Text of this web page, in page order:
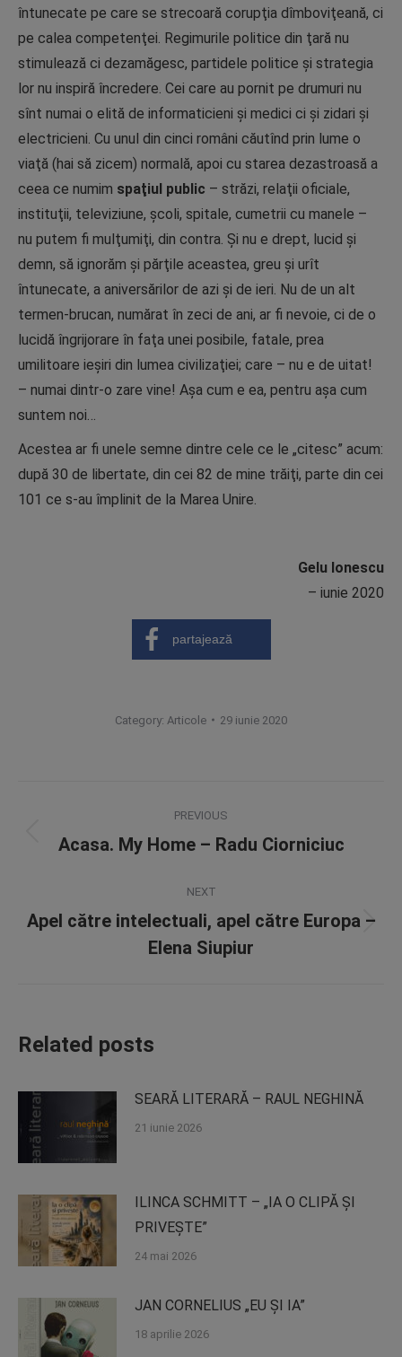
întunecate pe care se strecoară corupţia dîmboviţeană, ci
pe calea competenţei. Regimurile politice din ţară nu
stimulează ci dezamăgesc, partidele politice şi strategia
lor nu inspiră încredere. Cei care au pornit pe drumuri nu
sînt numai o elită de informaticieni şi medici ci şi zidari şi
electricieni. Cu unul din cinci români căutînd prin lume o
viaţă (hai să zicem) normală, apoi cu starea dezastroasă a
ceea ce numim spaţiul public – străzi, relaţii oficiale,
instituţii, televiziune, şcoli, spitale, cumetrii cu manele –
nu putem fi mulţumiţi, din contra. Şi nu e drept, lucid şi
demn, să ignorăm şi părţile aceastea, greu şi urît
întunecate, a aniversărilor de azi şi de ieri. Nu de un alt
termen-brucan, numărat în zeci de ani, ar fi nevoie, ci de o
lucidă îngrijorare în faţa unei posibile, fatale, prea
umilitoare ieşiri din lumea civilizaţiei; care – nu e de uitat!
– numai dintr-o zare vine! Aşa cum e ea, pentru aşa cum
suntem noi…
Acestea ar fi unele semne dintre cele ce le „citesc” acum:
după 30 de libertate, din cei 82 de mine trăiţi, parte din cei
101 ce s-au împlinit de la Marea Unire.
Gelu Ionescu
– iunie 2020
partajează
Category: Articole 29 iunie 2020
navigation
PREVIOUS
Previous
Acasa. My Home – Radu Ciorniciuc
NEXT
Next
post:
Apel către intelectuali, apel către Europa –
Elena Siupiur
Related posts
SEARĂ LITERARĂ – RAUL NEGHINĂ
21 iunie 2026
ILINCA SCHMITT – „IA O CLIPĂ ȘI
PRIVEȘTE”
24 mai 2026
JAN CORNELIUS „EU ȘI IA”
18 aprilie 2026